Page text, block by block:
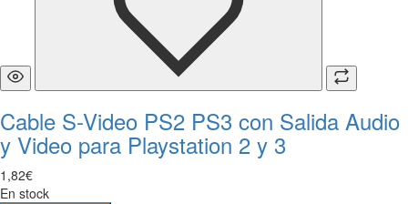
Cable S-Video PS2 PS3 con Salida Audio
y Video para Playstation 2 y 3
1 ,82€
En stock